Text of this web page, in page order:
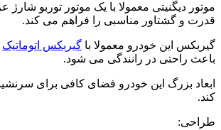
موتور دیگنیتی معمولا با یک موتور توربو
قدرت و گشتاور مناسبی را فراهم می کند.
گیربکس این خودرو معمولا با گیربکس اتوماتیک
باعث راحتی در رانندگی می شود.
ابعاد بزرگ این خودرو فضای کافی برای
کند.
طراحی: